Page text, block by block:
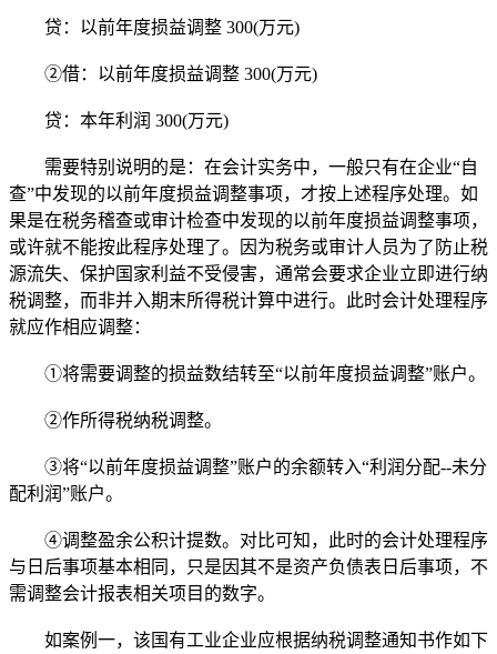
贷：以前年度损益调整 300(万元)
②借：以前年度损益调整 300(万元)
贷：本年利润 300(万元)
需要特别说明的是：在会计实务中，一般只有在企业“自
查”中发现的以前年度损益调整事项，才按上述程序处理。如
果是在税务稽查或审计检查中发现的以前年度损益调整事项，
或许就不能按此程序处理了。因为税务或审计人员为了防止税
源流失、保护国家利益不受侵害，通常会要求企业立即进行纳
税调整，而非并入期末所得税计算中进行。此时会计处理程序
就应作相应调整：
①将需要调整的损益数结转至“以前年度损益调整”账户。
②作所得税纳税调整。
③将“以前年度损益调整”账户的余额转入“利润分配--未分
配利润”账户。
④调整盈余公积计提数。对比可知，此时的会计处理程序
与日后事项基本相同，只是因其不是资产负债表日后事项，不
需调整会计报表相关项目的数字。
如案例一，该国有工业企业应根据纳税调整通知书作如下